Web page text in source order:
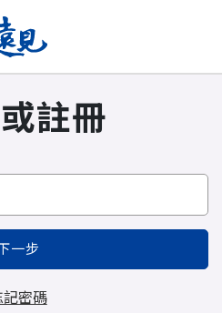
註冊
一步
記密碼